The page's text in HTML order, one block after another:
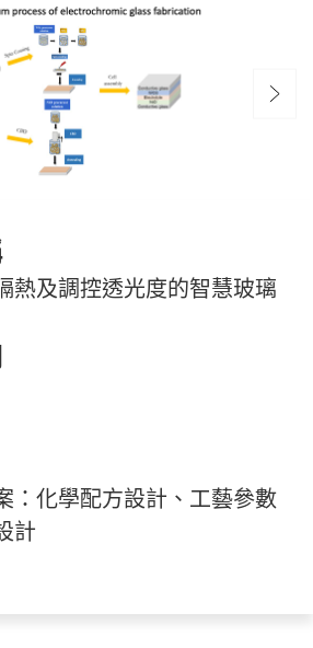
熱及調控透光度的智慧玻璃
：化學配方設計、工藝參數
計